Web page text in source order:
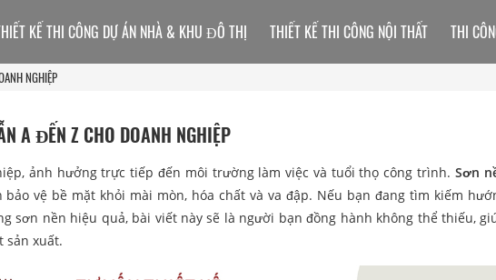
NGHIỆP
A ĐẾN Z CHO DOANH NGHIỆP
ảnh hưởng trực tiếp đến môi trường làm việc và tuổi thọ công trình. Sơn
vệ bề mặt khỏi mài mòn, hóa chất và va đập. Nếu bạn đang tìm kiếm
sơn nền hiệu quả, bài viết này sẽ là người bạn đồng hành không thể thiếu,
sản xuất.
KẾ THI CÔNG DỰ ÁN NHÀ & KHU ĐÔ THỊ THIẾT KẾ THI CÔNG NỘI THẤT THI